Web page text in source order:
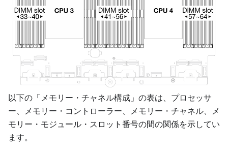
以下の「メモリー・チャネル構成」の表は、プロセッサ
ー、メモリー・コントローラー、メモリー・チャネル、メ
モリー・モジュール・スロット番号の間の関係を示してい
ます。